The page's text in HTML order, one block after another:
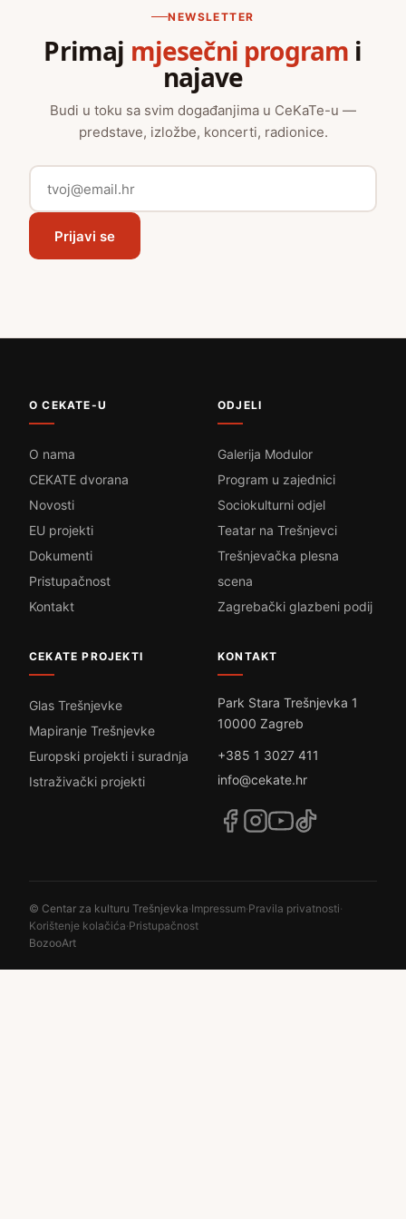
NEWSLETTER
Primaj mjesečni program i
najave
Budi u toku sa svim događanjima u CeKaTe-u —
predstave, izložbe, koncerti, radionice.
Prijavi se
O CEKATE-U
O nama
CEKATE dvorana
Novosti
EU projekti
Dokumenti
Pristupačnost
Kontakt
ODJELI
Galerija Modulor
Program u zajednici
Sociokulturni odjel
Teatar na Trešnjevci
Trešnjevačka plesna
scena
Zagrebački glazbeni podij
CEKATE PROJEKTI
Glas Trešnjevke
Mapiranje Trešnjevke
Europski projekti i suradnja
Istraživački projekti
KONTAKT
Park Stara Trešnjevka 1
10000 Zagreb
+385 1 3027 411
info@cekate.hr
© Centar za kulturu Trešnjevka·Impressum·Pravila privatnosti·
Korištenje kolačića·Pristupačnost
BozooArt